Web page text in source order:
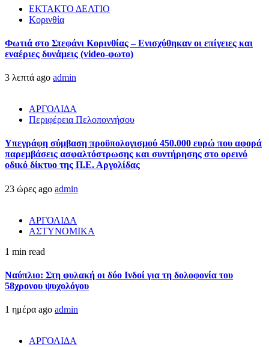
ΕΚΤΑΚΤΟ ΔΕΛΤΙΟ
Κορινθία
Φωτιά στο Στεφάνι Κορινθίας – Ενισχύθηκαν οι επίγειες και
εναέριες δυνάμεις (video-φωτο)
3 λεπτά ago admin
ΑΡΓΟΛΙΔΑ
Περιφέρεια Πελοποννήσου
Υπεγράφη σύμβαση προϋπολογισμού 450.000 ευρώ που αφορά
παρεμβάσεις ασφαλτόστρωσης και συντήρησης στο ορεινό
οδικό δίκτυο της Π.Ε. Αργολίδας
23 ώρες ago admin
ΑΡΓΟΛΙΔΑ
ΑΣΤΥΝΟΜΙΚΑ
1 min read
Ναύπλιο: Στη φυλακή οι δύο Ινδοί για τη δολοφονία του
58χρονου ψυχολόγου
1 ημέρα ago admin
ΑΡΓΟΛΙΔΑ